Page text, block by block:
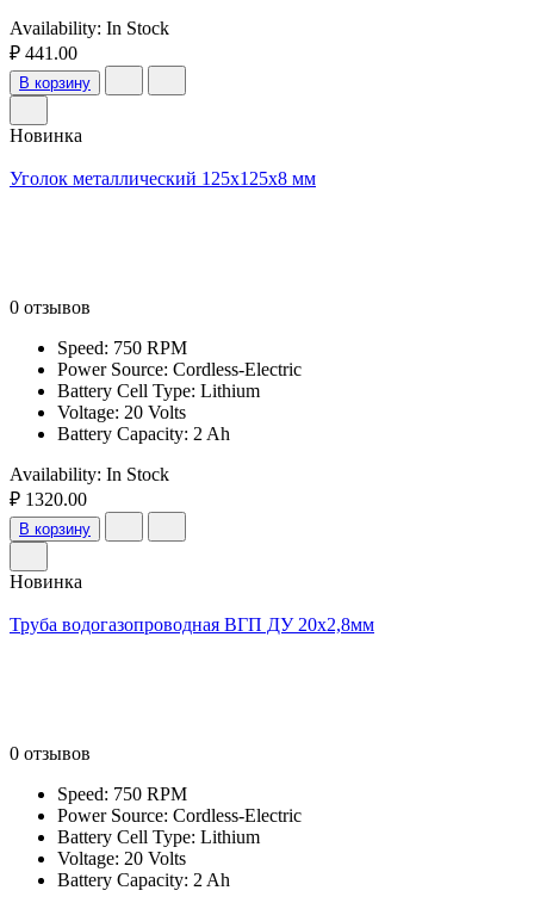
Availability: In Stock
₽ 441.00
В корзину
Новинка
Уголок металлический 125x125x8 мм
0 отзывов
Speed: 750 RPM
Power Source: Cordless-Electric
Battery Cell Type: Lithium
Voltage: 20 Volts
Battery Capacity: 2 Ah
Availability: In Stock
₽ 1320.00
В корзину
Новинка
Труба водогазопроводная ВГП ДУ 20х2,8мм
0 отзывов
Speed: 750 RPM
Power Source: Cordless-Electric
Battery Cell Type: Lithium
Voltage: 20 Volts
Battery Capacity: 2 Ah